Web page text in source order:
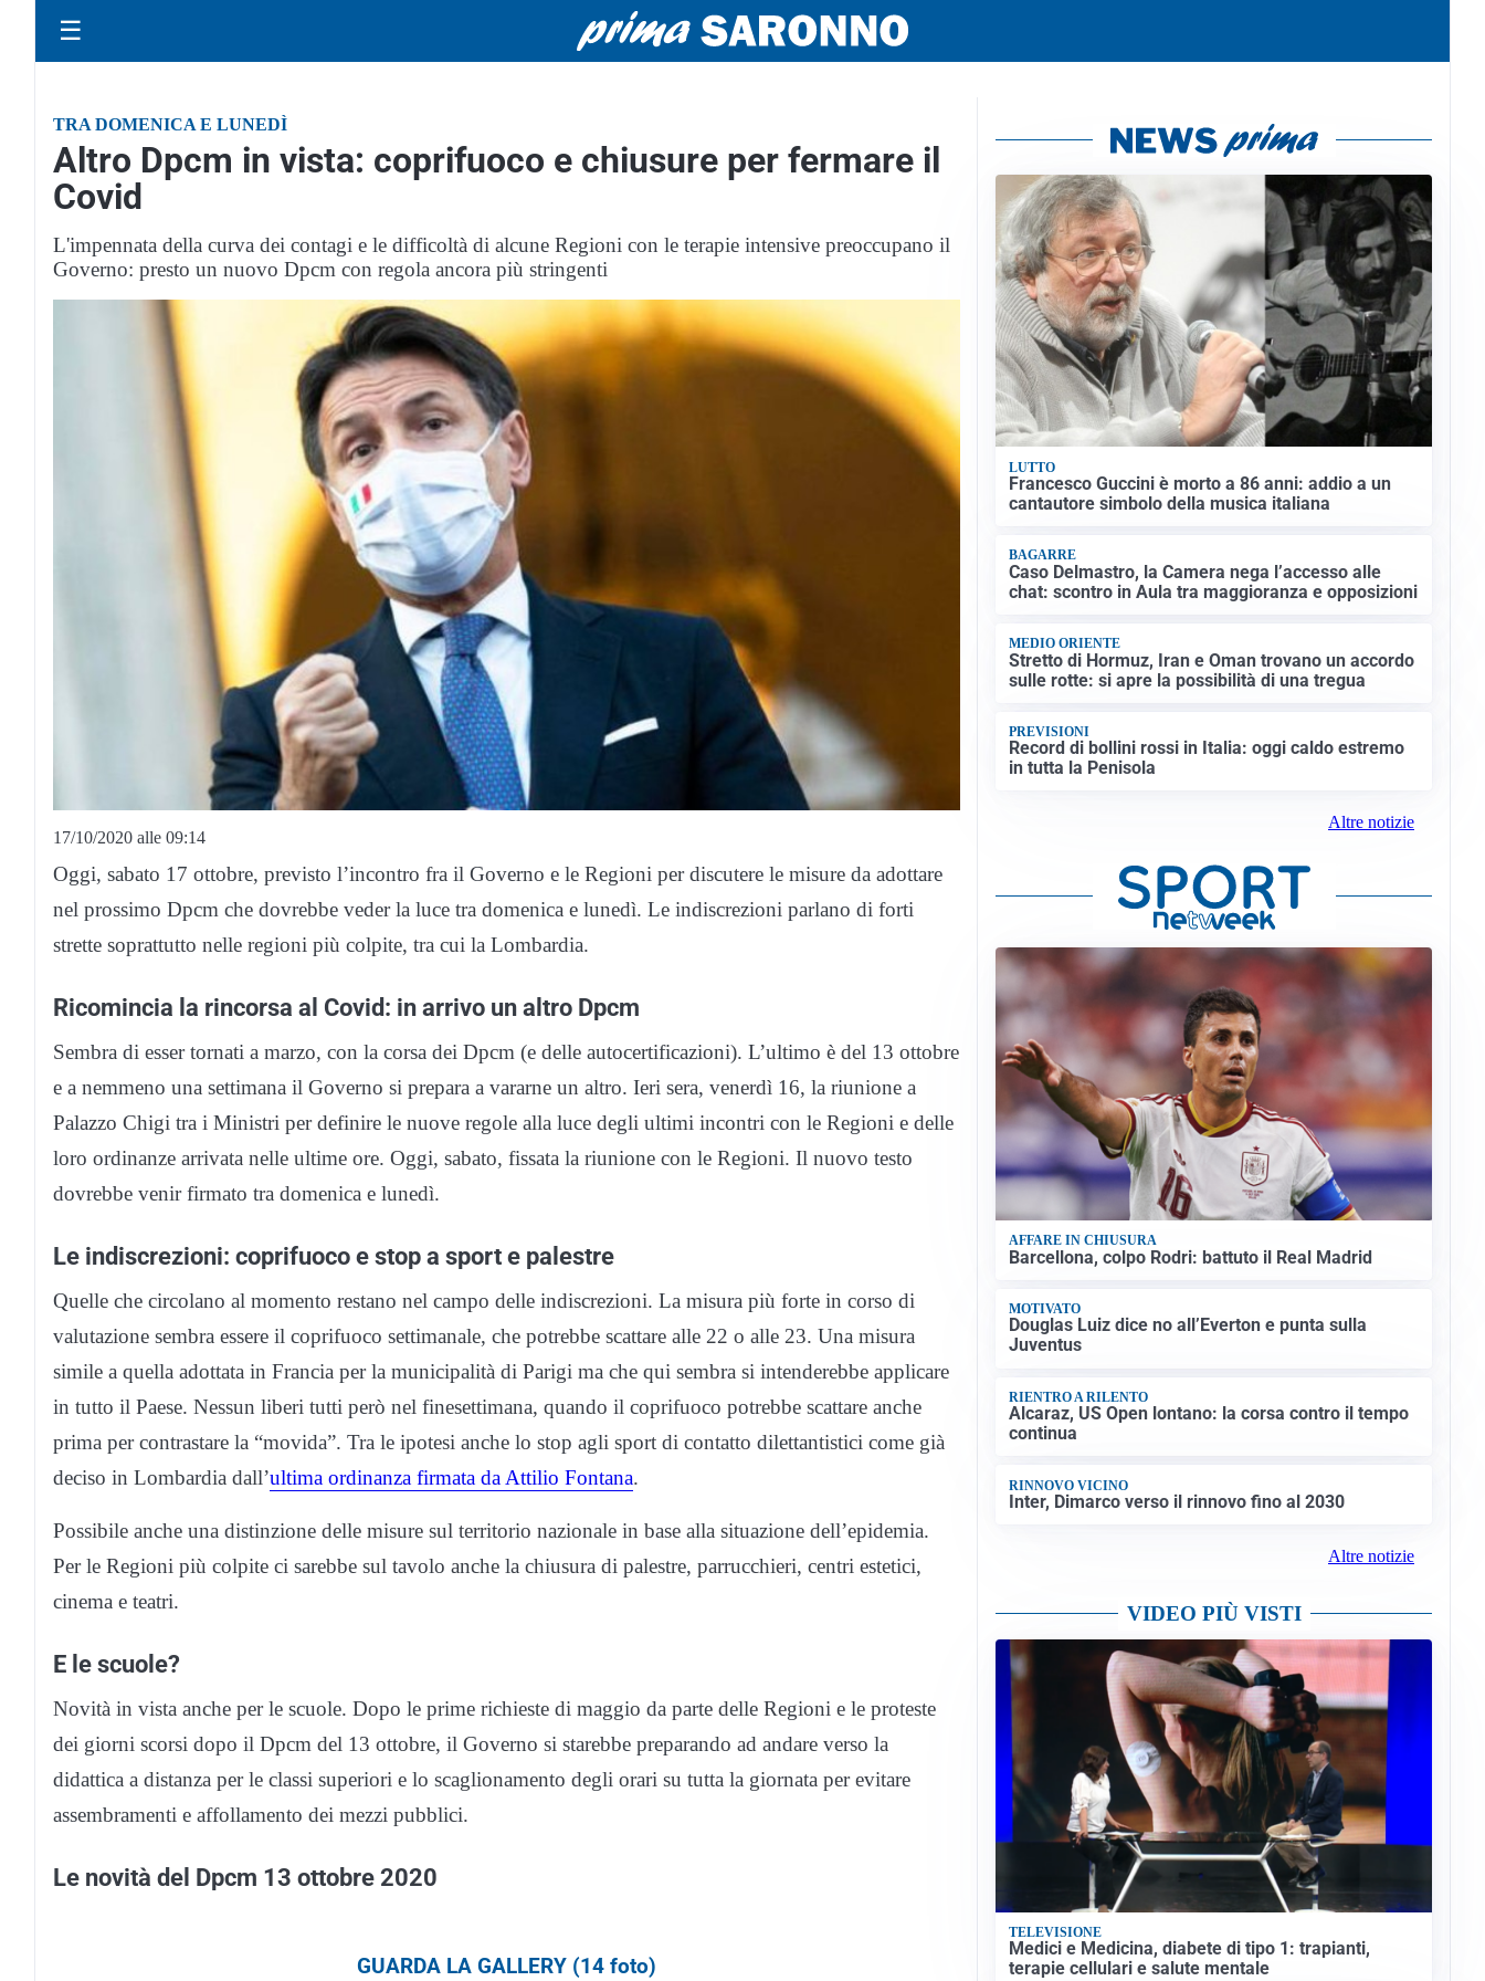
☰
TRA DOMENICA E LUNEDÌ
Altro Dpcm in vista: coprifuoco e chiusure per fermare il
Covid
L'impennata della curva dei contagi e le difficoltà di alcune Regioni con le terapie intensive preoccupano il
Governo: presto un nuovo Dpcm con regola ancora più stringenti
17/10/2020 alle 09:14
Oggi, sabato 17 ottobre, previsto l’incontro fra il Governo e le Regioni per discutere le misure da adottare
nel prossimo Dpcm che dovrebbe veder la luce tra domenica e lunedì. Le indiscrezioni parlano di forti
strette soprattutto nelle regioni più colpite, tra cui la Lombardia.
Ricomincia la rincorsa al Covid: in arrivo un altro Dpcm
Sembra di esser tornati a marzo, con la corsa dei Dpcm (e delle autocertificazioni). L’ultimo è del 13 ottobre
e a nemmeno una settimana il Governo si prepara a vararne un altro. Ieri sera, venerdì 16, la riunione a
Palazzo Chigi tra i Ministri per definire le nuove regole alla luce degli ultimi incontri con le Regioni e delle
loro ordinanze arrivata nelle ultime ore. Oggi, sabato, fissata la riunione con le Regioni. Il nuovo testo
dovrebbe venir firmato tra domenica e lunedì.
Le indiscrezioni: coprifuoco e stop a sport e palestre
Quelle che circolano al momento restano nel campo delle indiscrezioni. La misura più forte in corso di
valutazione sembra essere il coprifuoco settimanale, che potrebbe scattare alle 22 o alle 23. Una misura
simile a quella adottata in Francia per la municipalità di Parigi ma che qui sembra si intenderebbe applicare
in tutto il Paese. Nessun liberi tutti però nel finesettimana, quando il coprifuoco potrebbe scattare anche
prima per contrastare la “movida”. Tra le ipotesi anche lo stop agli sport di contatto dilettantistici come già
deciso in Lombardia dall’ultima ordinanza firmata da Attilio Fontana.
Possibile anche una distinzione delle misure sul territorio nazionale in base alla situazione dell’epidemia.
Per le Regioni più colpite ci sarebbe sul tavolo anche la chiusura di palestre, parrucchieri, centri estetici,
cinema e teatri.
E le scuole?
Novità in vista anche per le scuole. Dopo le prime richieste di maggio da parte delle Regioni e le proteste
dei giorni scorsi dopo il Dpcm del 13 ottobre, il Governo si starebbe preparando ad andare verso la
didattica a distanza per le classi superiori e lo scaglionamento degli orari su tutta la giornata per evitare
assembramenti e affollamento dei mezzi pubblici.
Le novità del Dpcm 13 ottobre 2020
GUARDA LA GALLERY (14 foto)
LUTTO
Francesco Guccini è morto a 86 anni: addio a un
cantautore simbolo della musica italiana
BAGARRE
Caso Delmastro, la Camera nega l’accesso alle
chat: scontro in Aula tra maggioranza e opposizioni
MEDIO ORIENTE
Stretto di Hormuz, Iran e Oman trovano un accordo
sulle rotte: si apre la possibilità di una tregua
PREVISIONI
Record di bollini rossi in Italia: oggi caldo estremo
in tutta la Penisola
Altre notizie
AFFARE IN CHIUSURA
Barcellona, colpo Rodri: battuto il Real Madrid
MOTIVATO
Douglas Luiz dice no all’Everton e punta sulla
Juventus
RIENTRO A RILENTO
Alcaraz, US Open lontano: la corsa contro il tempo
continua
RINNOVO VICINO
Inter, Dimarco verso il rinnovo fino al 2030
Altre notizie
VIDEO PIÙ VISTI
TELEVISIONE
Medici e Medicina, diabete di tipo 1: trapianti,
terapie cellulari e salute mentale